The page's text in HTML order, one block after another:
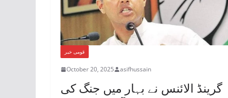
قومی خبر
October 20, 2025 asifhussain
گرینڈ الائنس نے بہار میں جنگ کی